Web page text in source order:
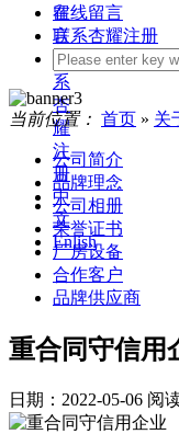
留
言
联
系
杏
耀
注
册
中
文
Enlish
在线留言
联系杏耀注册
当前位置： 首页 » 关
公司简介
品牌理念
公司相册
荣誉证书
厂房设备
合作客户
品牌供应商
重合同守信用
日期：2022-05-06 阅